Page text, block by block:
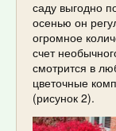
саду выгодно
осенью он
огромное
счет
смотрится в
цветочные
(рисунок 2).